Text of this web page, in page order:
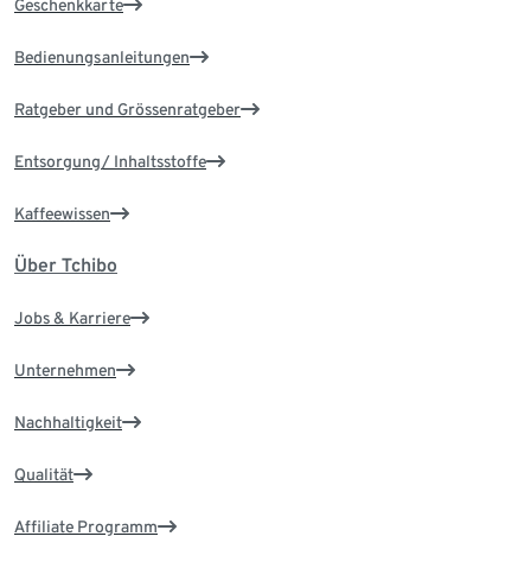
Geschenkkarte
Bedienungsanleitungen
Ratgeber und Grössenratgeber
Entsorgung/ Inhaltsstoffe
Kaffeewissen
Über Tchibo
Jobs & Karriere
Unternehmen
Nachhaltigkeit
Qualität
Affiliate Programm